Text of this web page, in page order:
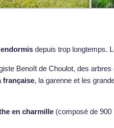
depuis trop longtemps.
Benoît de Choulot, des
française, la garenne et les
en charmille (composé de